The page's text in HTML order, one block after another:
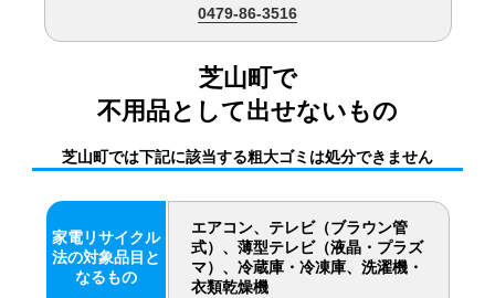
0479-86-3516
芝山町で
不用品として出せないもの
芝山町では下記に該当する粗大ゴミは処分できません
家電リサイクル
法の対象品目と
なるもの
エアコン、テレビ（ブラウン管
式）、薄型テレビ（液晶・プラズ
マ）、冷蔵庫・冷凍庫、洗濯機・
衣類乾燥機